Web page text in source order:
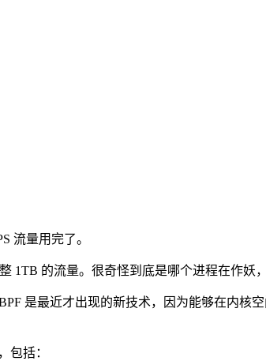
流量用完了。
1TB 的流量。很奇怪到底是哪个进程在作妖
是最近才出现的新技术，因为能够在内核
包括：